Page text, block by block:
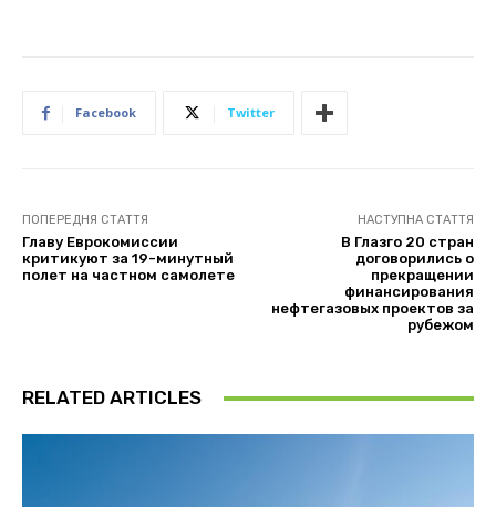
Facebook Twitter
ПОПЕРЕДНЯ СТАТТЯ
Главу Еврокомиссии
критикуют за 19-минутный
полет на частном самолете
НАСТУПНА СТАТТЯ
В Глазго 20 стран
договорились о
прекращении
финансирования
нефтегазовых проектов за
рубежом
RELATED ARTICLES